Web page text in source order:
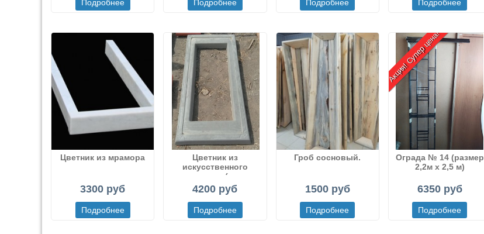
Цветник из мрамора
3300 руб
Цветник из
искусственного
мрамора (или
декоративного бетона)
4200 руб
Гроб сосновый.
1500 руб
Акция! Супер цена!
Ограда № 14 (размер
2,2м х 2,5 м)
6350 руб